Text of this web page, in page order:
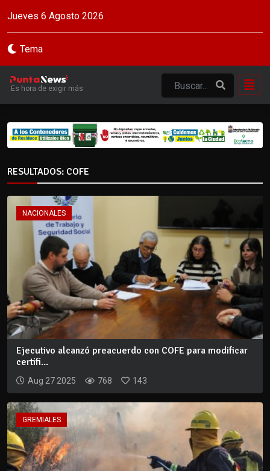
Jueves 6 Agosto 2026
Tema
Es hora de exigir más
RESULTADOS: COFE
NACIONALES
Ejecutivo alcanzó preacuerdo con COFE para modificar
certifi...
Aug 27 2025 768 143
GREMIALES